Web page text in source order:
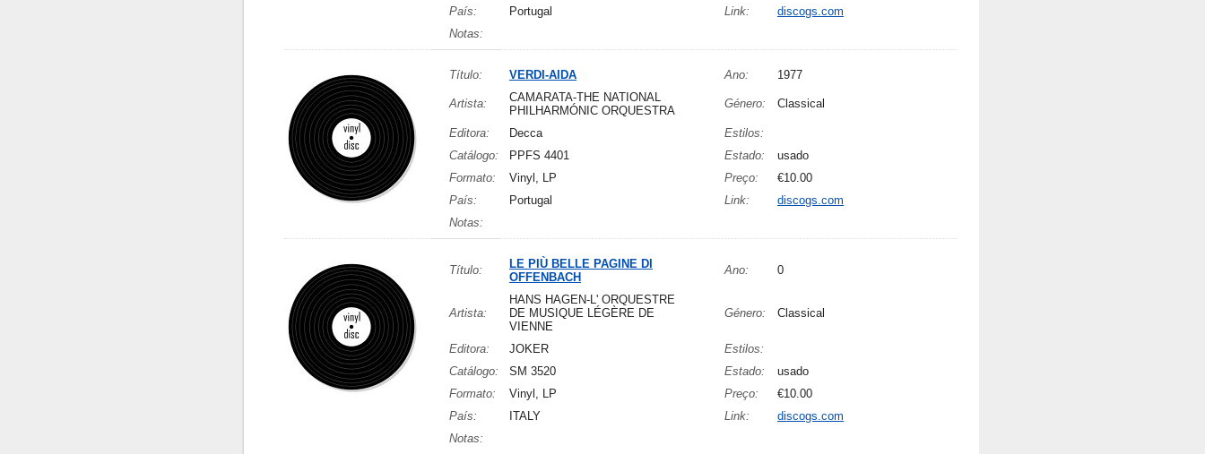
País:
Portugal Link:
discogs.com
Notas:
Título: VERDI-AIDA Ano: 1977
Artista:
CAMARATA-THE NATIONAL
PHILHARMÓNIC ORQUESTRA
Género: Classical
Editora: Decca
Estilos:
Catálogo:
PPFS 4401 Estado:
usado
Formato:
Vinyl, LP Preço:
€10.00
País:
Portugal Link:
discogs.com
Notas:
Título:
LE PIÙ BELLE PAGINE DI
OFFENBACH
Ano: 0
Artista:
HANS HAGEN-L' ORQUESTRE
DE MUSIQUE LÉGÈRE DE
VIENNE
Género: Classical
Editora: JOKER
Estilos:
Catálogo:
SM 3520 Estado:
usado
Formato:
Vinyl, LP Preço:
€10.00
País:
ITALY Link:
discogs.com
Notas: